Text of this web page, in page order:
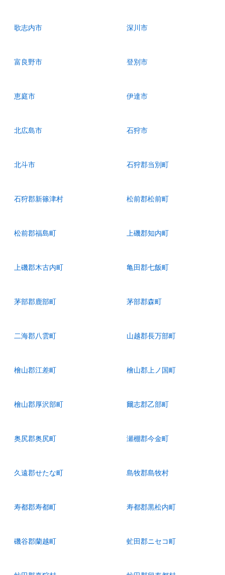
歌志内市 深川市
富良野市 登別市
恵庭市 伊達市
北広島市 石狩市
北斗市 石狩郡当別町
石狩郡新篠津村 松前郡松前町
松前郡福島町 上磯郡知内町
上磯郡木古内町 亀田郡七飯町
茅部郡鹿部町 茅部郡森町
二海郡八雲町 山越郡長万部町
檜山郡江差町 檜山郡上ノ国町
檜山郡厚沢部町 爾志郡乙部町
奥尻郡奥尻町 瀬棚郡今金町
久遠郡せたな町 島牧郡島牧村
寿都郡寿都町 寿都郡黒松内町
磯谷郡蘭越町 虻田郡ニセコ町